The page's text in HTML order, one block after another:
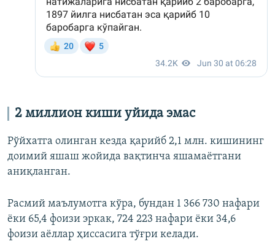
2 миллион киши уйида эмас
Рўйхатга олинган кезда қарийб 2,1 млн. кишининг
доимий яшаш жойида вақтинча яшамаётгани
аниқланган.
Расмий маълумотга кўра, бундан 1 366 730 нафари
ёки 65,4 фоизи эркак, 724 223 нафари ёки 34,6
фоизи аёллар ҳиссасига тўғри келади.